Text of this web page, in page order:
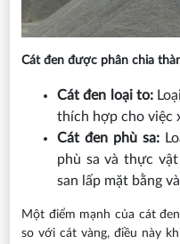
Cát đen được phân chia
Cát đen loại to:
thích hợp cho việc
Cát đen phù sa:
phù sa và thực
san lấp mặt bằng
Một điểm mạnh của cát
so với cát vàng, điều này